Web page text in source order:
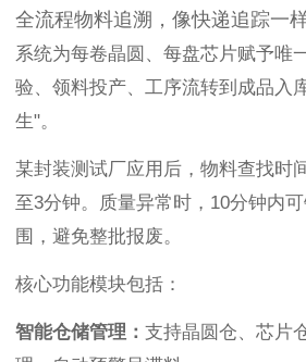
全流程物料追溯，像快递追踪一
系统为每卷晶圆、每盘芯片赋予唯
验、领料投产、工序流转到成品入
生"。
某封装测试厂应用后，物料查找时
至3分钟。质量异常时，10分钟内
围，避免整批报废。
核心功能模块包括：
智能仓储管理： 支持晶圆仓、芯片